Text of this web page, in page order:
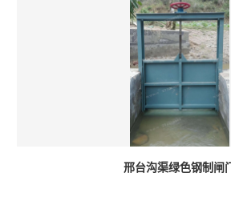
邢台沟渠绿色钢制闸门